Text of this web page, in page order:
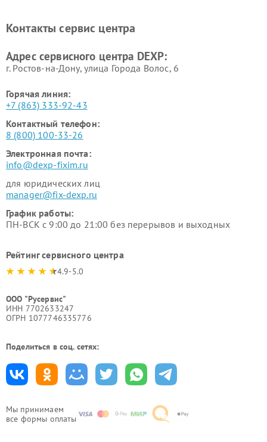
Мы принимаем
все формы оплаты
Ремонт серверов DEXP
Ремонт мини пк DEXP
Контакты сервис центра
Адрес сервисного центра DEXP:
г. Ростов-на-Дону, улица Города Волос, 6
Горячая линия:
+7 (863) 333-92-43
Контактный телефон:
8 (800) 100-33-26
Электронная почта:
info@dexp-fixim.ru
для юридических лиц
manager@fix-dexp.ru
График работы:
ПН-ВСК с 9:00 до 21:00 без перерывов и выходных
Рейтинг сервисного центра
4.9-5.0
ООО "Русервис"
ИНН 7702633247
ОГРН 1077746335776
Поделиться в соц. сетях: